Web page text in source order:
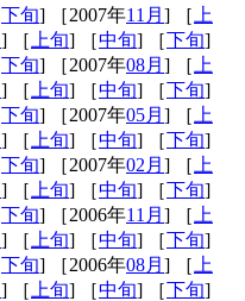
下旬] ［2007年11月 ] ［ 上
] ［ 上旬] ［中旬] ［下旬]
下旬] ［2007年08月 ] ［ 上
] ［ 上旬] ［中旬] ［下旬]
下旬] ［2007年05月 ] ［ 上
] ［ 上旬] ［中旬] ［下旬]
下旬] ［2007年02月 ] ［ 上
] ［ 上旬] ［中旬] ［下旬]
下旬] ［2006年11月 ] ［ 上
] ［ 上旬] ［中旬] ［下旬]
下旬] ［2006年08月 ] ［ 上
] ［ 上旬] ［中旬] ［下旬]